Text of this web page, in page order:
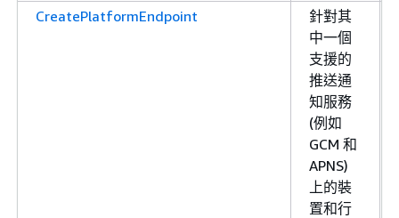
CreatePlatformEndpoint
針對其
中一個
支援的
推送通
知服務
(例如
GCM 和
APNS)
上的裝
置和行